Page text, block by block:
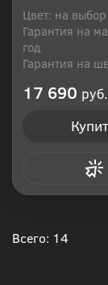
Цвет: на выбор
Гарантия на
год
Гарантия на
17 690 руб.
Всего: 14